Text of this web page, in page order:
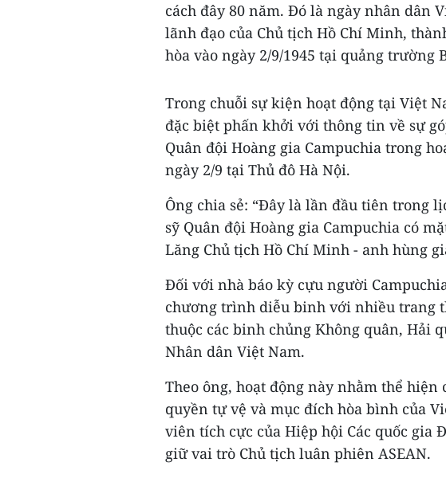
cách đây 80 năm. Đó là ngày nhân dân
lãnh đạo của Chủ tịch Hồ Chí Minh,
hòa vào ngày 2/9/1945 tại quảng trường
Trong chuỗi sự kiện hoạt động tại Việt
đặc biệt phấn khởi với thông tin về sự
Quân đội Hoàng gia Campuchia trong
ngày 2/9 tại Thủ đô Hà Nội.
Ông chia sẻ: “Đây là lần đầu tiên trong
sỹ Quân đội Hoàng gia Campuchia có
Lăng Chủ tịch Hồ Chí Minh - anh hùng
Đối với nhà báo kỳ cựu người
chương trình diễu binh với nhiều trang
thuộc các binh chủng Không quân, Hải
Nhân dân Việt Nam.
Theo ông, hoạt động này nhằm thể
quyền tự vệ và mục đích hòa bình của
viên tích cực của Hiệp hội Các quốc gia
giữ vai trò Chủ tịch luân phiên ASEAN.